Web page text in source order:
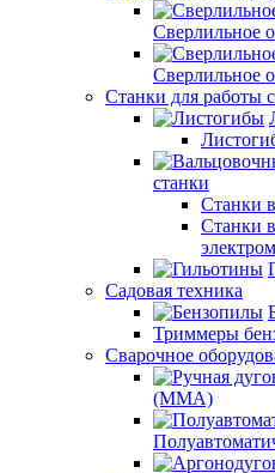
Сверлильное
Сверлильное
Станки для работы
станки
Станки
Станки
Садовая техника
Триммеры
Сварочное
(MMA)